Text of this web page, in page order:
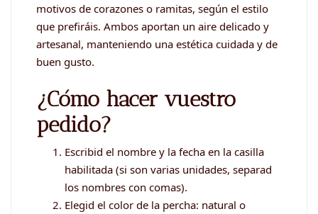
motivos de corazones o ramitas, según el estilo
que prefiráis. Ambos aportan un aire delicado y
artesanal, manteniendo una estética cuidada y de
buen gusto.
¿Cómo hacer vuestro
pedido?
Escribid el nombre y la fecha en la casilla
habilitada (si son varias unidades, separad
los nombres con comas).
Elegid el color de la percha: natural o